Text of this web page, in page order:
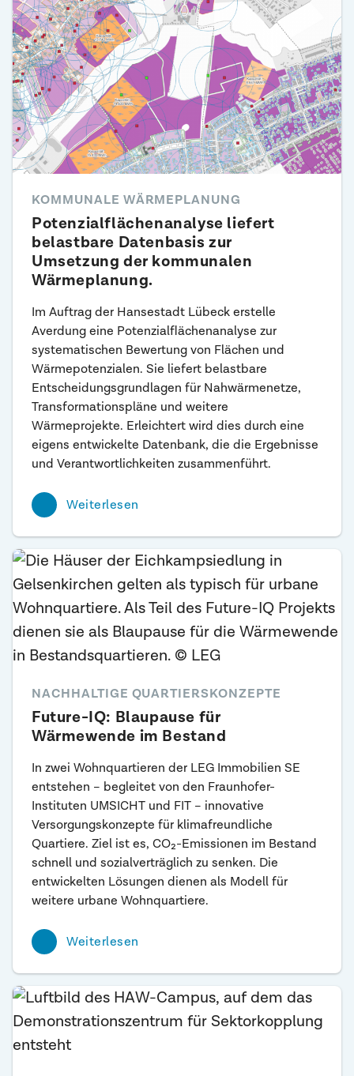
KOMMUNALE WÄRMEPLANUNG
Potenzialflächenanalyse liefert
belastbare Datenbasis zur
Umsetzung der kommunalen
Wärmeplanung.
Im Auftrag der Hansestadt Lübeck erstelle
Averdung eine Potenzialflächenanalyse zur
systematischen Bewertung von Flächen und
Wärmepotenzialen. Sie liefert belastbare
Entscheidungsgrundlagen für Nahwärmenetze,
Transformationspläne und weitere
Wärmeprojekte. Erleichtert wird dies durch eine
eigens entwickelte Datenbank, die die Ergebnisse
und Verantwortlichkeiten zusammenführt.
Weiterlesen
NACHHALTIGE QUARTIERSKONZEPTE
Future-IQ: Blaupause für
Wärmewende im Bestand
In zwei Wohnquartieren der LEG Immobilien SE
entstehen – begleitet von den Fraunhofer-
Instituten UMSICHT und FIT – innovative
Versorgungskonzepte für klimafreundliche
Quartiere. Ziel ist es, CO₂-Emissionen im Bestand
schnell und sozialverträglich zu senken. Die
entwickelten Lösungen dienen als Modell für
weitere urbane Wohnquartiere.
Weiterlesen